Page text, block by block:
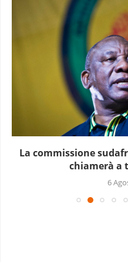
La commissione
chiamerà a
6